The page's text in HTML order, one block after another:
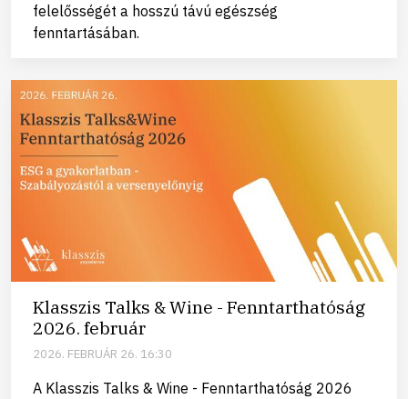
felelősségét a hosszú távú egészség
fenntartásában.
Klasszis Talks & Wine - Fenntarthatóság
2026. február
2026. FEBRUÁR 26. 16:30
A Klasszis Talks & Wine - Fenntarthatóság 2026